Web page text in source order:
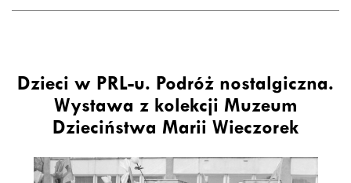
Dzieci w PRL-u. Podróż nostalgiczna.
Wystawa z kolekcji Muzeum
Dzieciństwa Marii Wieczorek